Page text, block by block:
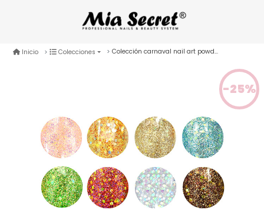
Inicio Colecciones Colección carnaval nail art powder x12
-25%